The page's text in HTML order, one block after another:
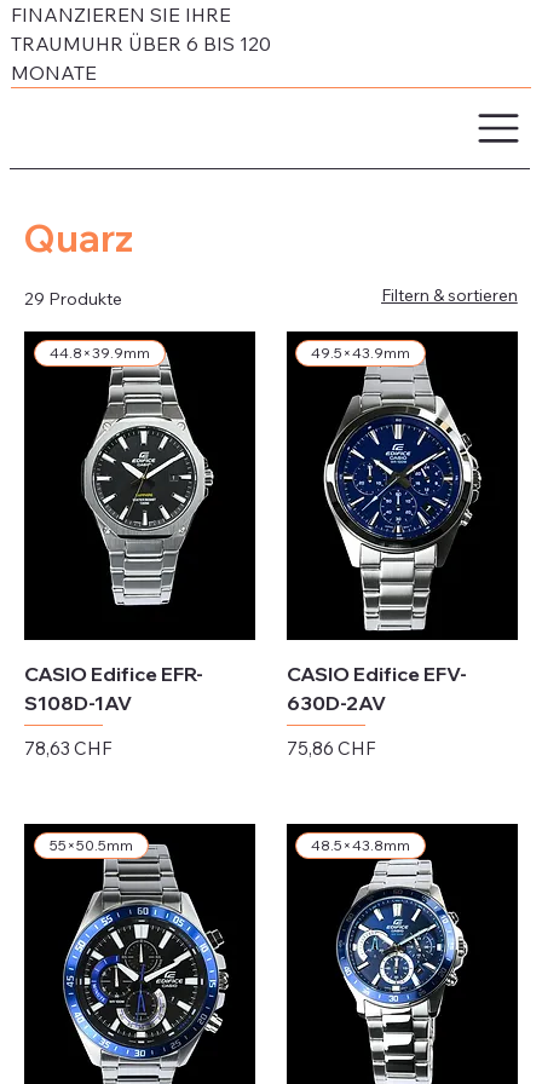
FINANZIEREN SIE IHRE
TRAUMUHR ÜBER 6 BIS 120
MONATE
Quarz
29 Produkte Filtern & sortieren
44.8×39.9mm
CASIO Edifice EFR-
S108D-1AV
Preis
78,63 CHF
49.5×43.9mm
CASIO Edifice EFV-
630D-2AV
Preis
75,86 CHF
55×50.5mm 48.5×43.8mm